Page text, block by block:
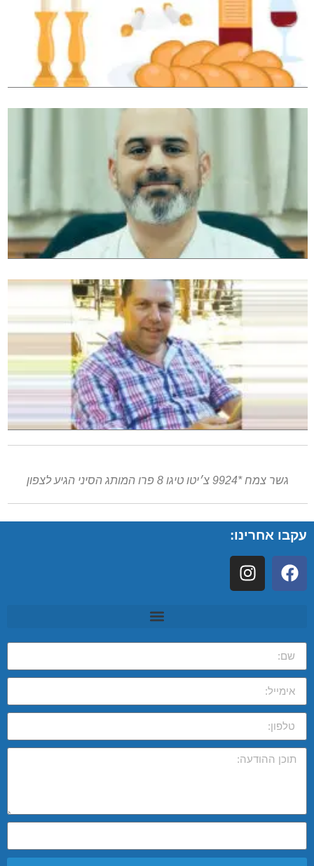
גשר צמח *9924 צ׳יטו טיגו 8 פרו המותג הסיני הגיע לצפון
עקבו אחרינו: